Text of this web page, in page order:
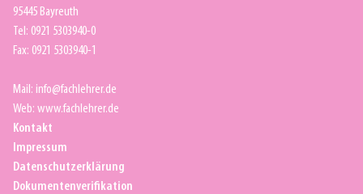
95445 Bayreuth
Tel: 0921 5303940-0
Fax: 0921 5303940-1
Mail: info@fachlehrer.de
Web: www.fachlehrer.de
Kontakt
Impressum
Datenschutzerklärung
Dokumentenverifikation